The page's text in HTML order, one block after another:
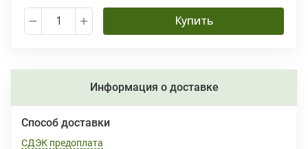
Купить
Информация о доставке
Способ доставки
СДЭК предоплата